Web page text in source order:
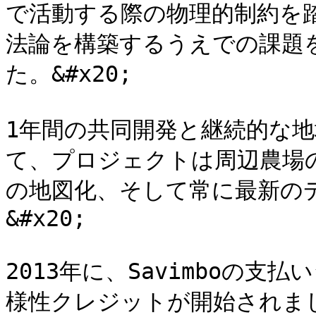
で活動する際の物理的制約を
法論を構築するうえでの課
た。&#x20;
1年間の共同開発と継続的な
て、プロジェクトは周辺農
の地図化、そして常に最新
&#x20;
2013年に、Savimboの支払
様性クレジットが開始され